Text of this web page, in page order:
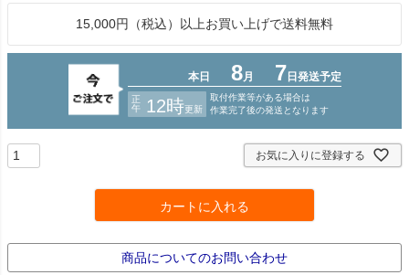
15,000円（税込）以上お買い上げで送料無料
お気に入りに登録する
カートに入れる
商品についてのお問い合わせ